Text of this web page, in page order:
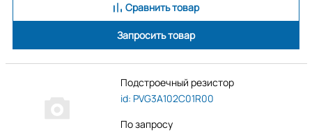
Сравнить товар
Запросить товар
Подстроечный резистор
id: PVG3A102C01R00
По запросу